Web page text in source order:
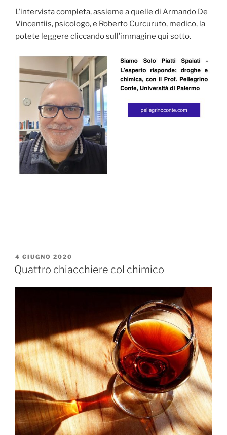
L’intervista completa, assieme a quelle di Armando De
Vincentiis, psicologo, e Roberto Curcuruto, medico, la
potete leggere cliccando sull’immagine qui sotto.
PUBBLICATO
IL
4 GIUGNO 2020
Quattro chiacchiere col chimico